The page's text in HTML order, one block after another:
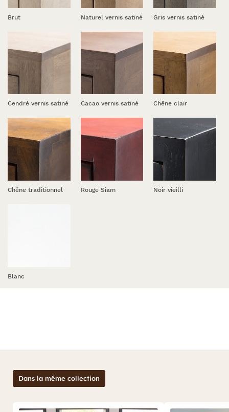
Brut Naturel vernis satiné Gris vernis satiné
Cendré vernis satiné Cacao vernis satiné Chêne clair
Chêne traditionnel Rouge Siam Noir vieilli
Blanc
Dans la même collection